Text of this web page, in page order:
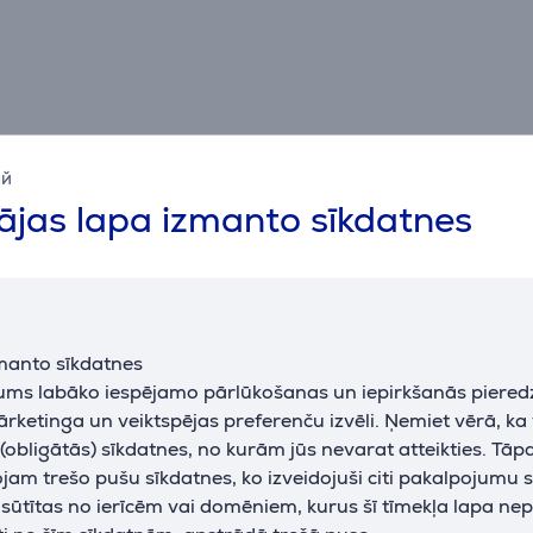
lapa izmanto sīkdatnes
sīkdatnes
labāko iespējamo pārlūkošanas un iepirkšanās
un veiktspējas preferenču izvēli. Ņemiet vērā,
sīkdatnes, no kurām jūs nevarat atteikties.
trešo pušu sīkdatnes, ko izveidojuši citi pakalpojumu
sūtītas no ierīcēm vai domēniem, kurus šī tīmekļa lapa
Atsauksmes